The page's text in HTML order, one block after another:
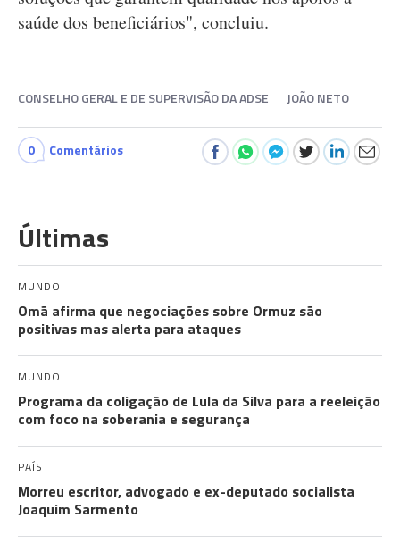
saúde dos beneficiários", concluiu.
CONSELHO GERAL E DE SUPERVISÃO DA ADSE JOÃO NETO
0 Comentários
Últimas
MUNDO
Omã afirma que negociações sobre Ormuz são
positivas mas alerta para ataques
MUNDO
Programa da coligação de Lula da Silva para a reeleição
com foco na soberania e segurança
PAÍS
Morreu escritor, advogado e ex-deputado socialista
Joaquim Sarmento